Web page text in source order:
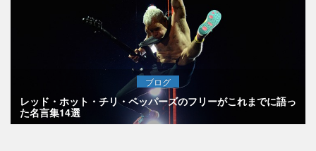
ブログ
レッド・ホット・チリ・ペッパーズのフリーがこれまでに語っ
た名言集14選